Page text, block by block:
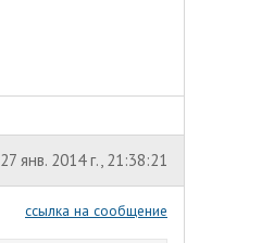
27 янв. 2014 г., 21:38:21
ссылка на сообщение